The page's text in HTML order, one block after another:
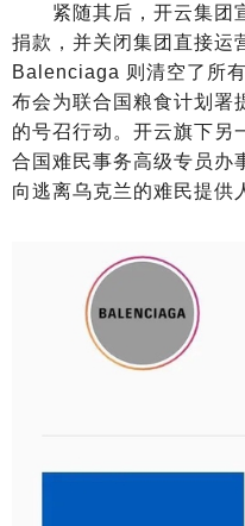
紧随其后，开云集团
捐款，并关闭集团直接运
Balenciaga 则清空了所
布会为联合国粮食计划署
的号召行动。开云旗下另
合国难民事务高级专员办
向逃离乌克兰的难民提供